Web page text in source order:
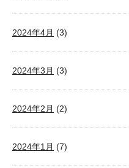
2024年4月 (3)
2024年3月 (3)
2024年2月 (2)
2024年1月 (7)